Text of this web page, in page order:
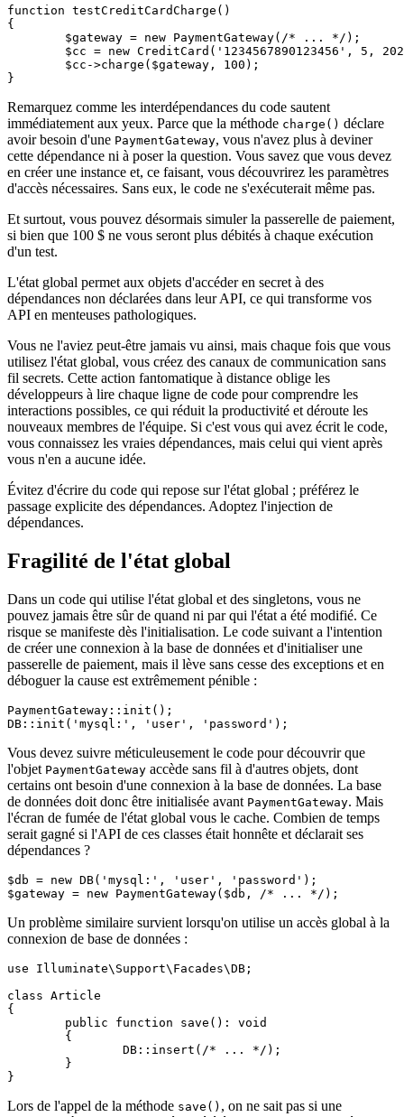
function testCreditCardCharge()
{
Remarquez comme les interdépendances du code sautent
immédiatement aux yeux. Parce que la méthode charge() déclare
avoir besoin d'une PaymentGateway, vous n'avez plus à deviner
cette dépendance ni à poser la question. Vous savez que vous devez
en créer une instance et, ce faisant, vous découvrirez les paramètres
d'accès nécessaires. Sans eux, le code ne s'exécuterait même pas.
Et surtout, vous pouvez désormais simuler la passerelle de paiement,
si bien que 100 $ ne vous seront plus débités à chaque exécution
d'un test.
L'état global permet aux objets d'accéder en secret à des
dépendances non déclarées dans leur API, ce qui transforme vos
API en menteuses pathologiques.
Vous ne l'aviez peut-être jamais vu ainsi, mais chaque fois que vous
utilisez l'état global, vous créez des canaux de communication sans
fil secrets. Cette action fantomatique à distance oblige les
développeurs à lire chaque ligne de code pour comprendre les
interactions possibles, ce qui réduit la productivité et déroute les
nouveaux membres de l'équipe. Si c'est vous qui avez écrit le code,
vous connaissez les vraies dépendances, mais celui qui vient après
vous n'en a aucune idée.
Évitez d'écrire du code qui repose sur l'état global ; préférez le
passage explicite des dépendances. Adoptez l'injection de
dépendances.
Fragilité de l'état global
Dans un code qui utilise l'état global et des singletons, vous ne
pouvez jamais être sûr de quand ni par qui l'état a été modifié. Ce
risque se manifeste dès l'initialisation. Le code suivant a l'intention
de créer une connexion à la base de données et d'initialiser une
passerelle de paiement, mais il lève sans cesse des exceptions et en
déboguer la cause est extrêmement pénible :
PaymentGateway::init();
Vous devez suivre méticuleusement le code pour découvrir que
l'objet PaymentGateway accède sans fil à d'autres objets, dont
certains ont besoin d'une connexion à la base de données. La base
de données doit donc être initialisée avant PaymentGateway. Mais
l'écran de fumée de l'état global vous le cache. Combien de temps
serait gagné si l'API de ces classes était honnête et déclarait ses
dépendances ?
$db = new DB('mysql:', 'user', 'password');
Un problème similaire survient lorsqu'on utilise un accès global à la
connexion de base de données :
use Illuminate\Support\Facades\DB;
class Article
{
Lors de l'appel de la méthode save() , on ne sait pas si une